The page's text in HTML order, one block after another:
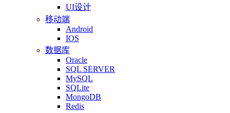
UI设计
移动端
Android
IOS
数据库
Oracle
SQL SERVER
MySQL
SQLite
MongoDB
Redis